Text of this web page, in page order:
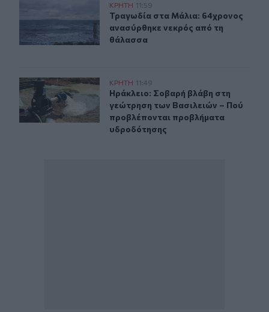
Τραγωδία στα Μάλια: 64χρονος ανασύρθηκε νεκρός
ΚΡΗΤΗ 11:59
Τραγωδία στα Μάλια: 64χρονος
Τραγωδία στα Μάλια: 64χρονος
ανασύρθηκε νεκρός από τη
θάλασσα
Ηράκλειο: Σοβαρή βλάβη στη γεώτρηση των
ΚΡΗΤΗ 11:49
Ηράκλειο: Σοβαρή βλάβη στη
Ηράκλειο: Σοβαρή βλάβη στη
γεώτρηση των Βασιλειών – Πού
προβλέπονται προβλήματα
υδροδότησης